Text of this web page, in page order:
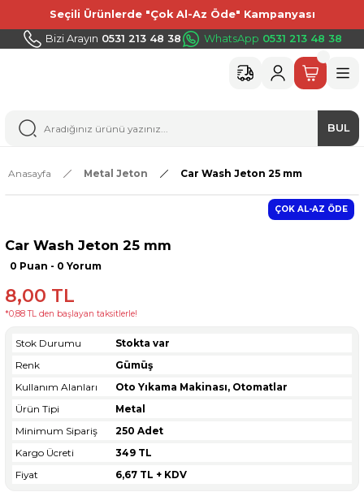
Seçili Ürünlerde "Çok Al-Az Öde" Kampanyası
Bizi Arayın 0531 213 48 38 WhatsApp 0531 213 48 38
BUL
Anasayfa Metal Jeton Car Wash Jeton 25 mm
ÇOK AL-AZ ÖDE
Car Wash Jeton 25 mm
0 Puan - 0 Yorum
8,00 TL
*0,88 TL den başlayan taksitlerle!
Stok Durumu
Stokta var
Renk
Gümüş
Kullanım Alanları
Oto Yıkama Makinası, Otomatlar
Ürün Tipi
Metal
Minimum Sipariş
250 Adet
Kargo Ücreti
349 TL
Fiyat
6,67 TL + KDV